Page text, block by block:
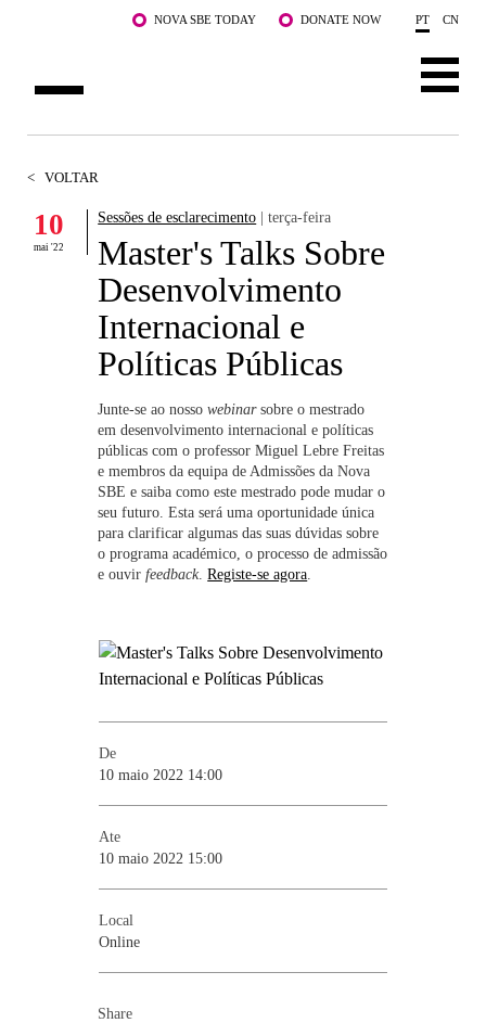
Saltar para o conteúdo principalNOVA SBE TODAY DONATE NOW PT CN
DOCENTES E INVESTIGAÇÃO
COMUNIDADE
< VOLTAR
10
mai '22
Sessões de esclarecimento | terça-feira
Master's Talks Sobre
Desenvolvimento
Internacional e
Políticas Públicas
Junte-se ao nossowebinarsobre o mestrado
em desenvolvimento internacional e políticas
públicas com o professor Miguel Lebre Freitas
e membros da equipa de Admissões da Nova
SBE e saiba como este mestrado pode mudar o
seu futuro. Esta será uma oportunidade única
para clarificar algumas das suas dúvidas sobre
o programa académico, o processo de admissão
e ouvirfeedback.Registe-se agora
De
10 maio 2022 14:00
Ate
10 maio 2022 15:00
Local
Online
Share